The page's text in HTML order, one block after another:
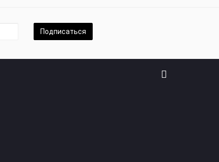
Подписаться